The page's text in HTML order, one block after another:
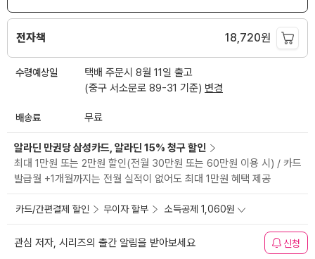
전자책 18,720원
수령예상일
택배 주문시 8월 11일 출고
(중구 서소문로 89-31 기준) 변경
배송료 무료
알라딘 만권당 삼성카드, 알라딘 15% 청구 할인
최대 1만원 또는 2만원 할인(전월 30만원 또는 60만원 이용 시) / 카드
발급월 +1개월까지는 전월 실적이 없어도 최대 1만원 혜택 제공
카드/간편결제 할인 무이자 할부 소득공제 1,060원
관심 저자, 시리즈의 출간 알림을 받아보세요 신청